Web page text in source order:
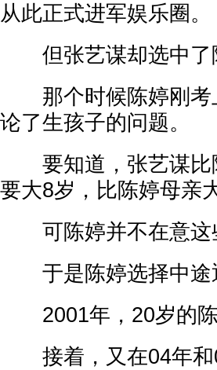
从此正式进军娱乐圈。
但张艺谋却选中了
那个时候陈婷刚考
论了生孩子的问题。
要知道，张艺谋比
要大8岁，比陈婷母亲
可陈婷并不在意这
于是陈婷选择中途
2001年，20岁的陈
接着，又在04年和